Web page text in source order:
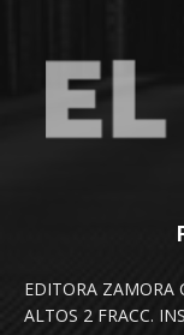
EDITORA ZAMORA
ALTOS 2 FRACC.